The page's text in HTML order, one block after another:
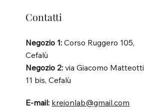
Contatti
Negozio 1: Corso Ruggero 105,
Cefalù
Negozio 2: via Giacomo Matteotti
11 bis, Cefalù
E-mail: kreionlab@gmail.com